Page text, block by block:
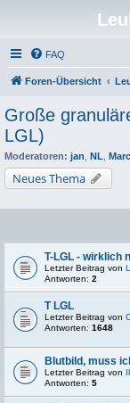
FAQ
Foren-Übersicht
Große
LGL)
Moderatoren: jan NL Marc
Neues Thema
T-LGL - wirklich
Letzter Beitrag von
Antworten: 2
T LGL
Letzter Beitrag von
Antworten: 1648
Blutbild, muss
Letzter Beitrag von
Antworten: 5